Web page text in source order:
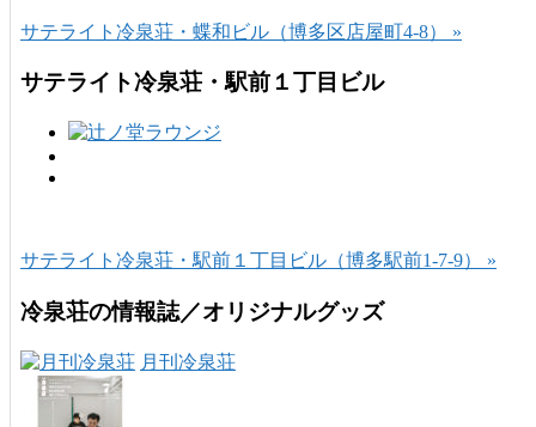
サテライト冷泉荘・蝶和ビル（博多区店屋町4-8） »
サテライト冷泉荘・駅前１丁目ビル
サテライト冷泉荘・駅前１丁目ビル（博多駅前1-7-9） »
冷泉荘の情報誌／オリジナルグッズ
月刊冷泉荘